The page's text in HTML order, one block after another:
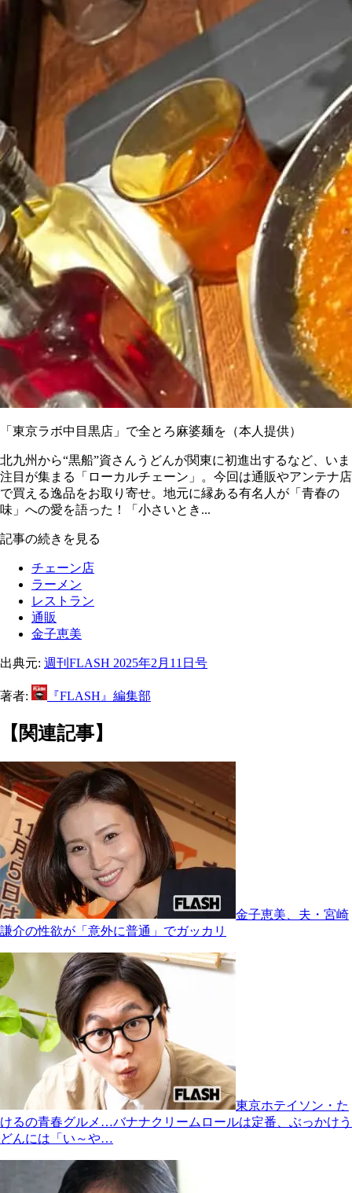
「東京ラボ中目黒店」で全とろ麻婆麺を（本人提供）
北九州から“黒船”資さんうどんが関東に初進出するなど、いま
注目が集まる「ローカルチェーン」。今回は通販やアンテナ店
で買える逸品をお取り寄せ。地元に縁ある有名人が「青春の
味」への愛を語った！「小さいとき...
記事の続きを見る
チェーン店
ラーメン
レストラン
通販
金子恵美
出典元: 週刊FLASH 2025年2月11日号
著者: 『FLASH』編集部
【関連記事】
金子恵美、夫・宮崎
謙介の性欲が「意外に普通」でガッカリ
東京ホテイソン・た
けるの青春グルメ…バナナクリームロールは定番、ぶっかけう
どんには「い～や…